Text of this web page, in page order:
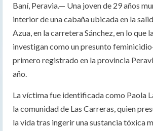
Baní, Peravia.— Una joven de 29 años
interior de una cabaña ubicada en la
Azua, en la carretera Sánchez, en lo que
investigan como un presunto
primero registrado en la provincia
año.
La víctima fue identificada como Paola
la comunidad de Las Carreras, quien
la vida tras ingerir una sustancia tóxica